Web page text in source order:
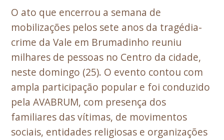
O ato que encerrou a semana de
mobilizações pelos sete anos da tragédia-
crime da Vale em Brumadinho reuniu
milhares de pessoas no Centro da cidade,
neste domingo (25). O evento contou com
ampla participação popular e foi conduzido
pela AVABRUM, com presença dos
familiares das vítimas, de movimentos
sociais, entidades religiosas e organizações